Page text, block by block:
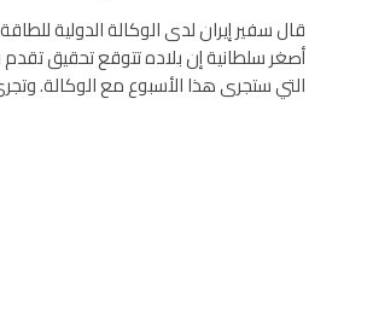
قال سفير إيران لدى الوكالة الدولية
أصغر سلطانية إن بلاده تتوقع تحقيق
التي ستجرى هذا الأسبوع مع الوكالة.